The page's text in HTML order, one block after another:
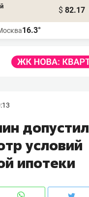
$ 82.17
16.3°
допустил
условий
ипотеки